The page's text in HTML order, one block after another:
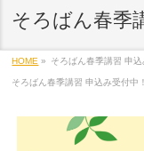
そろばん春季
HOME » そろばん春季講習 申
そろばん春季講習 申込み受付中